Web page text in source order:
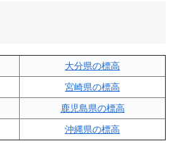
大分県の標高
宮崎県の標高
鹿児島県の標高
沖縄県の標高